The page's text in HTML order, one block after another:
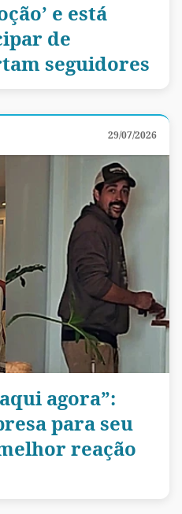
e está
de
seguidores
29/07/2026
agora”:
para seu
reação